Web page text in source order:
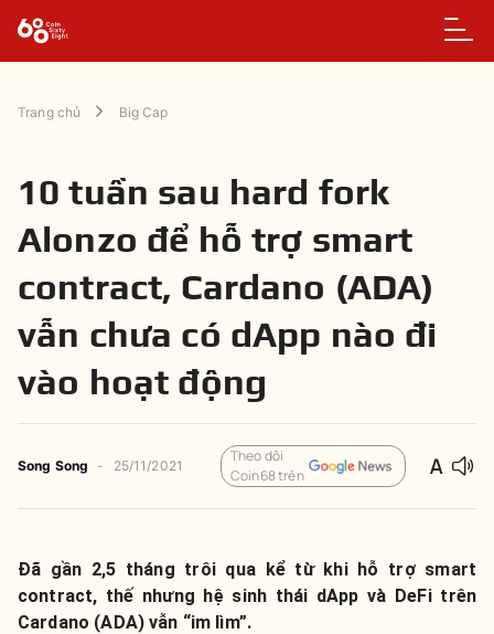
Trang chủ Big Cap
10 tuần sau hard fork
Alonzo để hỗ trợ smart
contract, Cardano (ADA)
vẫn chưa có dApp nào đi
vào hoạt động
Song Song - 25/11/2021
Theo dõi
Coin68 trên
Đã gần 2,5 tháng trôi qua kể từ khi hỗ trợ smart
contract, thế nhưng hệ sinh thái dApp và DeFi trên
Cardano (ADA) vẫn “im lìm”.